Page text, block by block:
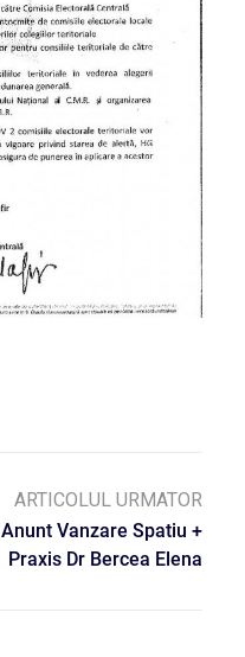
ARTICOLUL URMATOR
Anunt Vanzare Spatiu +
Praxis Dr Bercea Elena